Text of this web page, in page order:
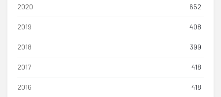
2020 652
2019 408
2018 399
2017 418
2016 418